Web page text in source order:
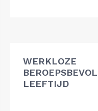
WERKLOZE
LEEFTIJD